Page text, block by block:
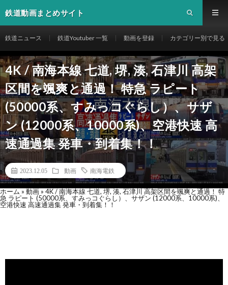
鉄道動画まとめサイト
鉄道ニュース 鉄道Youtuber 一覧 動画を登録 カテゴリー別で見る
4K / 南海本線 七道, 堺, 湊, 石津川 高架
区間を颯爽と通過！ 特急 ラピート
(50000系、すみっコぐらし）、サザ
ン (12000系、10000系)、空港快速 高
速通過集 発車・到着集！！
2023.12.05 動画 南海電鉄
ホーム » 動画 » 4K / 南海本線 七道, 堺, 湊, 石津川 高架区間を颯爽と通過！ 特
急 ラピート (50000系、すみっコぐらし）、サザン (12000系、10000系)、
空港快速 高速通過集 発車・到着集！！